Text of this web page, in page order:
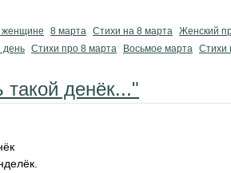
женщине 8 марта Стихи на 8 марта Женский
день Стихи про 8 марта Восьмое марта Стихи
такой денёк..."